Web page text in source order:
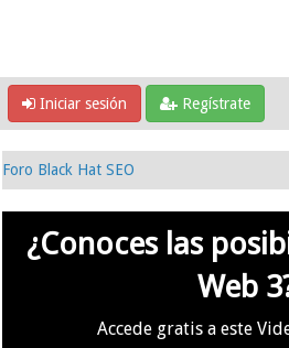
Iniciar sesión Regístrate
Foro Black Hat SEO
¿Conoces las
Web
Accede gratis a este